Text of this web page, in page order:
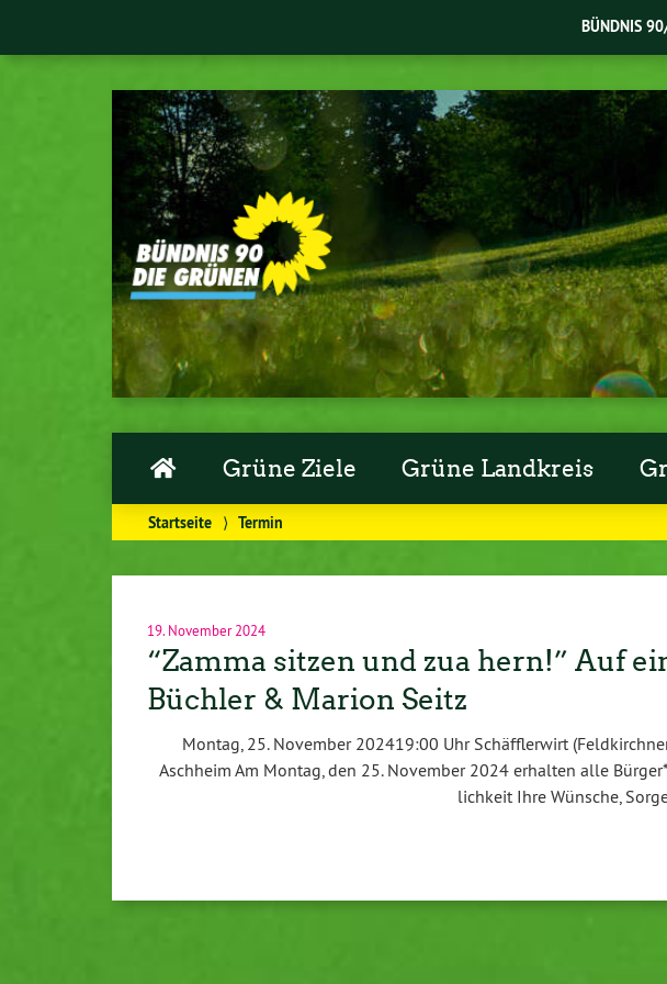
BÜNDNIS
Grüne Ziele Grüne Landkreis
Startseite ⟩ Termin
19. November 2024
“Zamma sitzen und zua hern!” Auf
Büchler & Marion Seitz
Montag, 25. November 202419:00 Uhr Schäff­ler­wirt
Aschheim Am Montag, den 25. November 2024 erhalten alle
lich­keit Ihre Wünsche,